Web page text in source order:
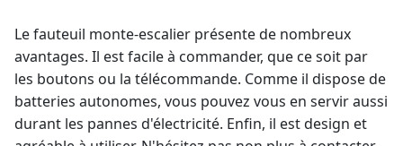
Lefauteuil monte-escalier présente de nombreux
avantages. Il est facile à commander, que ce soit par
les boutons ou la télécommande. Comme il dispose de
batteries autonomes, vous pouvez vous en servir aussi
durant les pannes d'électricité. Enfin, il est design et